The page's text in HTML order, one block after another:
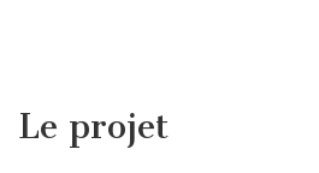
Le projet